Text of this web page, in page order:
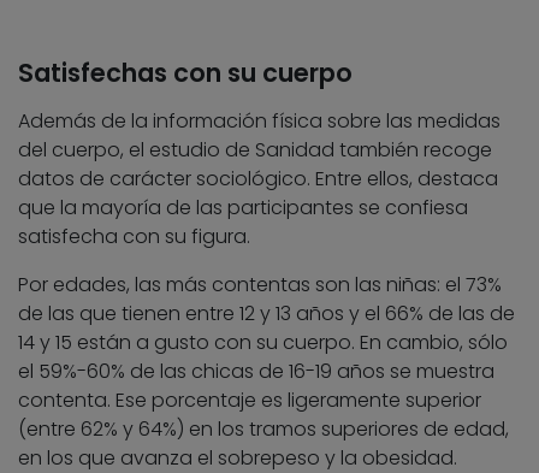
Satisfechas con su cuerpo
Además de la información física sobre las medidas
del cuerpo, el estudio de Sanidad también recoge
datos de carácter sociológico. Entre ellos, destaca
que la mayoría de las participantes se confiesa
satisfecha con su figura.
Por edades, las más contentas son las niñas: el 73%
de las que tienen entre 12 y 13 años y el 66% de las de
14 y 15 están a gusto con su cuerpo. En cambio, sólo
el 59%-60% de las chicas de 16-19 años se muestra
contenta. Ese porcentaje es ligeramente superior
(entre 62% y 64%) en los tramos superiores de edad,
en los que avanza el sobrepeso y la obesidad.